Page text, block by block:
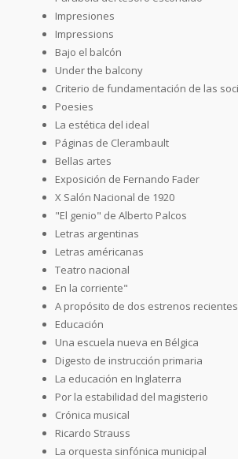
Impresiones
Impressions
Bajo el balcón
Under the balcony
Criterio de fundamentación de las
Poesies
La estética del ideal
Páginas de Clerambault
Bellas artes
Exposición de Fernando Fader
X Salón Nacional de 1920
"El genio" de Alberto Palcos
Letras argentinas
Letras américanas
Teatro nacional
En la corriente"
A propósito de dos estrenos recientes
Educación
Una escuela nueva en Bélgica
Digesto de instrucción primaria
La educación en Inglaterra
Por la estabilidad del magisterio
Crónica musical
Ricardo Strauss
La orquesta sinfónica municipal